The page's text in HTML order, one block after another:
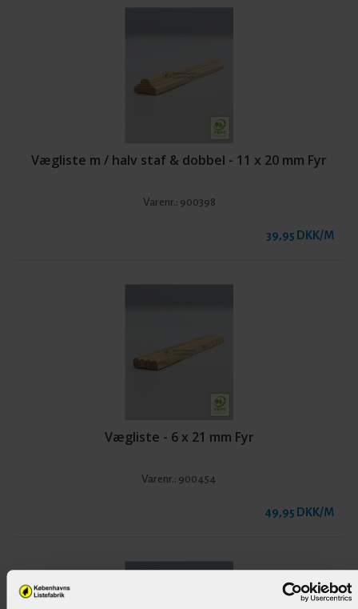
Vægliste m / halv staf & dobbel - 11 x 20 mm Fyr
Varenr.: 900398
39,95 DKK/M
Vægliste - 6 x 21 mm Fyr
Varenr.: 900454
49,95 DKK/M